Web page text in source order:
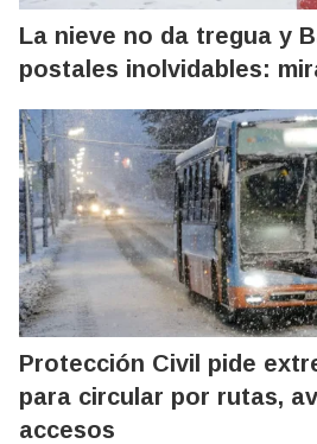
La nieve no da tregua y
postales inolvidables:
Protección Civil pide
para circular por rutas,
accesos